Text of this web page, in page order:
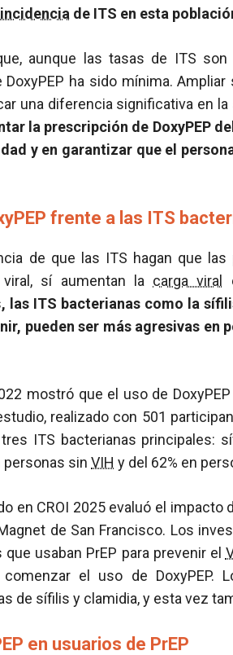
incidencia de ITS en esta
aunque las tasas de ITS
DoxyPEP ha sido mínima.
una diferencia significativa en
la prescripción de DoxyPEP
y en garantizar que el
frente a las ITS
de que las ITS hagan que las
sí aumentan la carga viral
, las ITS bacterianas como la
pueden ser más agresivas en
mostró que el uso de
realizado con 501
ITS bacterianas principales:
personas sin VIH y del 62% en
en CROI 2025 evaluó el impacto
de San Francisco. Los
usaban PrEP para prevenir el
el uso de DoxyPEP.
de sífilis y clamidia, y esta vez
en usuarios de PrEP